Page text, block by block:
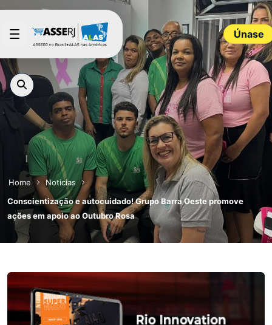
Saltar al contenido principal
Únase
Home
Noticias
Conscientização e autocuidado! Grupo Barra Oeste promove
ações em apoio ao Outubro Rosa